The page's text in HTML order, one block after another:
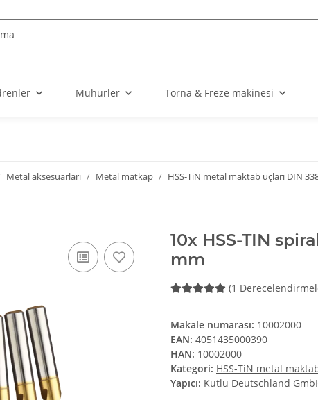
Mühürler Torna & Freze makinesi
Metal aksesuarları Metal matkap HSS-TiN metal maktab uçları DIN
10x HSS-TIN
mm
(1
Makale numarası: 10002000
EAN: 4051435000390
HAN: 10002000
Kategori: HSS-TiN metal
Yapıcı: Kutlu Deutschland